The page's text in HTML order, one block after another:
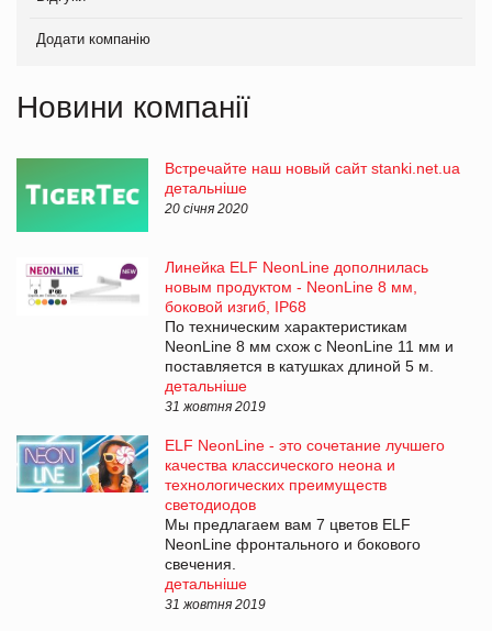
Додати компанію
Новини компанії
Встречайте наш новый сайт stanki.net.ua
детальніше
20 січня 2020
Линейка ELF NeonLine дополнилась
новым продуктом - NeonLine 8 мм,
боковой изгиб, IP68
По техническим характеристикам
NeonLine 8 мм схож с NeonLine 11 мм и
поставляется в катушках длиной 5 м.
детальніше
31 жовтня 2019
ELF NeonLine - это сочетание лучшего
качества классического неона и
технологических преимуществ
светодиодов
Мы предлагаем вам 7 цветов ELF
NeonLine фронтального и бокового
свечения.
детальніше
31 жовтня 2019